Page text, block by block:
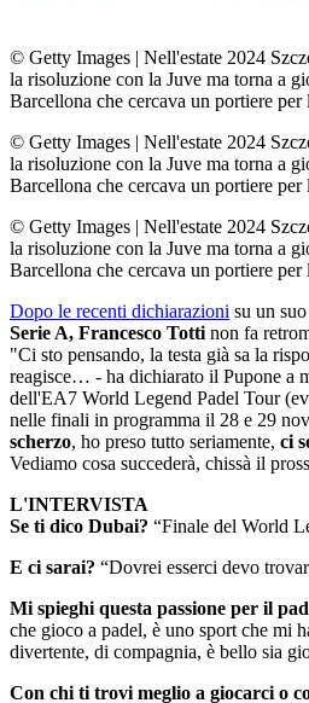
© Getty Images | Nell'estate 2024
la risoluzione con la Juve ma torna a
Barcellona che cercava un portiere
© Getty Images | Nell'estate 2024
la risoluzione con la Juve ma torna a
Barcellona che cercava un portiere
© Getty Images | Nell'estate 2024
la risoluzione con la Juve ma torna a
Barcellona che cercava un portiere
Dopo le recenti dichiarazioni su un
Serie A, Francesco Totti non fa
"Ci sto pensando, la testa già sa la
reagisce… - ha dichiarato il Pupone a
dell'EA7 World Legend Padel Tour
nelle finali in programma il 28 e 29
scherzo, ho preso tutto seriamente, ci
Vediamo cosa succederà, chissà il
L'INTERVISTA
Se ti dico Dubai? “Finale del World
E ci sarai? “Dovrei esserci devo
Mi spieghi questa passione per il
che gioco a padel, è uno sport che mi
divertente, di compagnia, è bello sia
Con chi ti trovi meglio a giocarci o